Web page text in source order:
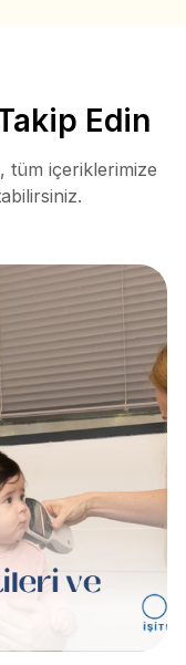
Edin
tüm içeriklerimize